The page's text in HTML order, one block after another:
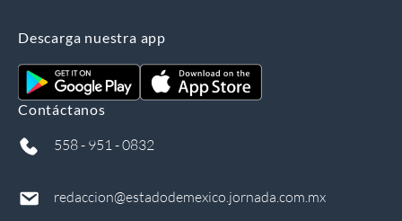
Descarga nuestra app
Contáctanos
558 - 951 - 0832
redaccion@estadodemexico.jornada.com.mx